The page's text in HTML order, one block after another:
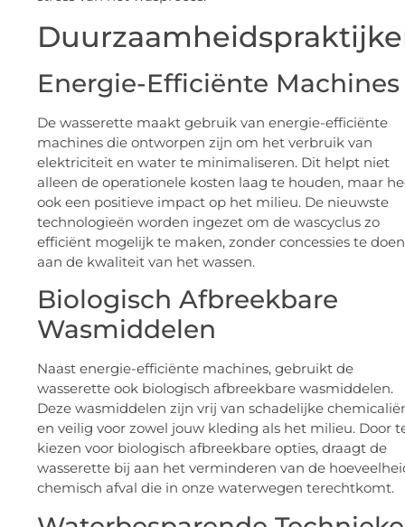
Energie-Efficiënte Machines
De wasserette maakt gebruik van energie-efficiënte
machines die ontworpen zijn om het verbruik van
elektriciteit en water te minimaliseren. Dit helpt niet
alleen de operationele kosten laag te houden, maar
ook een positieve impact op het milieu. De nieuwste
technologieën worden ingezet om de wascyclus zo
efficiënt mogelijk te maken, zonder concessies te doen
aan de kwaliteit van het wassen.
Biologisch Afbreekbare
Wasmiddelen
Naast energie-efficiënte machines, gebruikt de
wasserette ook biologisch afbreekbare wasmiddelen.
Deze wasmiddelen zijn vrij van schadelijke
en veilig voor zowel jouw kleding als het milieu. Door
kiezen voor biologisch afbreekbare opties, draagt de
wasserette bij aan het verminderen van de
chemisch afval die in onze waterwegen terechtkomt.